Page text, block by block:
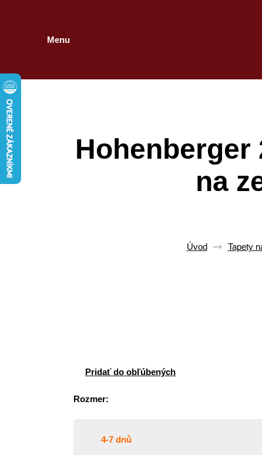
Menu
Hohenberger
na
Úvod Tapety
Pridať do obľúbených
Rozmer:
4-7 dnů